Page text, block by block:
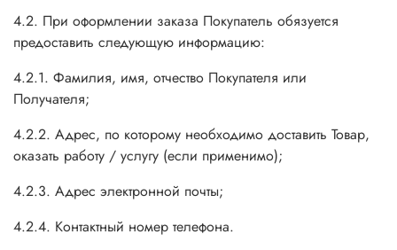
4.2. При оформлении заказа Покупатель обязуется
предоставить следующую информацию:
4.2.1. Фамилия, имя, отчество Покупателя или
Получателя;
4.2.2. Адрес, по которому необходимо доставить Товар,
оказать работу / услугу (если применимо);
4.2.3. Адрес электронной почты;
4.2.4. Контактный номер телефона.